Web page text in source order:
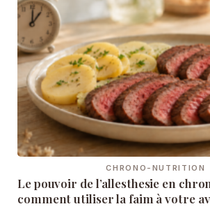
CHRONO-NUTRITION
Le pouvoir de l’allesthesie en
comment utiliser la faim à votre